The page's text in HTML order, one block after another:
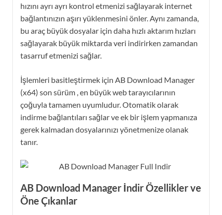
hızını ayrı ayrı kontrol etmenizi sağlayarak internet
bağlantınızın aşırı yüklenmesini önler. Aynı zamanda,
bu araç büyük dosyalar için daha hızlı aktarım hızları
sağlayarak büyük miktarda veri indirirken zamandan
tasarruf etmenizi sağlar.
İşlemleri basitleştirmek için AB Download Manager
(x64) son sürüm , en büyük web tarayıcılarının
çoğuyla tamamen uyumludur. Otomatik olarak
indirme bağlantıları sağlar ve ek bir işlem yapmanıza
gerek kalmadan dosyalarınızı yönetmenize olanak
tanır.
AB Download Manager İndir Özellikler ve
Öne Çıkanlar